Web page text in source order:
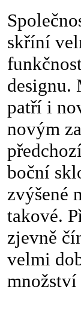
skříní
designu.
patří i
novým
boční
zvýšené
takové.
zjevně
velmi
množství